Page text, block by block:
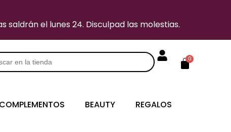
saldrán el lunes 24. Disculpad las molestias.
0
Carrito
COMPLEMENTOS BEAUTY REGALOS